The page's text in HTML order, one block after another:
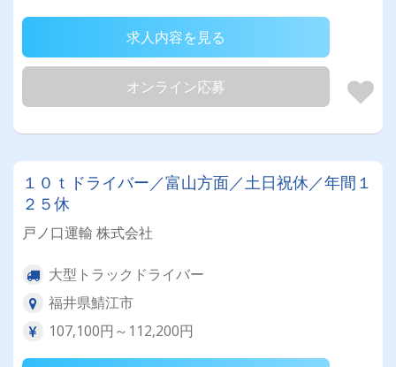
求人内容を見る
オンライン応募
１０ｔドライバー／富山方面／土日祝休／年間１
２５休
戸ノ口運輸 株式会社
大型トラックドライバー
福井県鯖江市
107,100円～112,200円